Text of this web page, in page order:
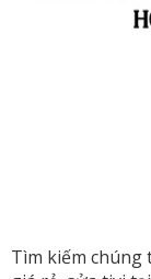
Tìm kiếm chúng